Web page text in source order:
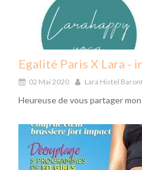
Egalité Paris X Lara -
02 Mai 2020 Lara Histel
Heureuse de vous partager